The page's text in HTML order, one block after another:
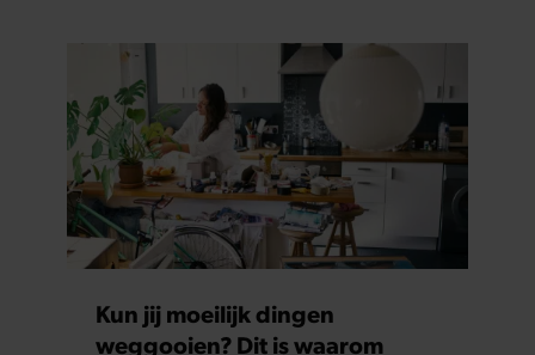
Kun jij moeilijk dingen
weggooien? Dit is waarom